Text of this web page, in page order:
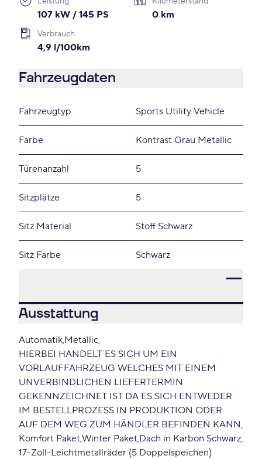
107 kW / 145 PS 0 km
Verbrauch
4,9 l/100km
Fahrzeugdaten
Fahrzeugtyp Sports Utility Vehicle
Farbe Kontrast Grau Metallic
Türenanzahl 5
Sitzplätze 5
Sitz Material Stoff Schwarz
Sitz Farbe Schwarz
Ausstattung
Automatik Metallic
HIERBEI HANDELT ES SICH UM EIN
VORLAUFFAHRZEUG WELCHES MIT EINEM
UNVERBINDLICHEN LIEFERTERMIN
GEKENNZEICHNET IST DA ES SICH ENTWEDER
IM BESTELLPROZESS IN PRODUKTION ODER
AUF DEM WEG ZUM HÄNDLER BEFINDEN KANN
Komfort PaketWinter Paket Dach in Karbon Schwarz
17-Zoll-Leichtmetallräder (5 Doppelspeichen)